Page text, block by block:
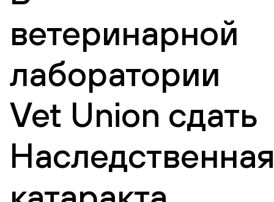
ветеринарной
лаборатории
Vet Union сдать